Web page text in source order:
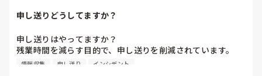
ぶなら早めに
いてきたので
申し送りどうしてますか？
申し送りはやってますか？
残業時間を減らす目的で、申し送りを削減されています。
初めは最小限の送りをするでしたが、人によって最小限にム
情報収集 申し送り インシデント